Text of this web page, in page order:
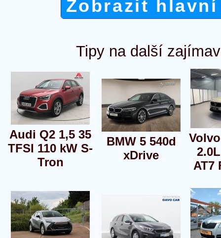
Zobrazit
Tipy na další
Audi Q2 1,5 35
TFSI 110 kW S-
Tron
BMW 5 540d
xDrive
AT7